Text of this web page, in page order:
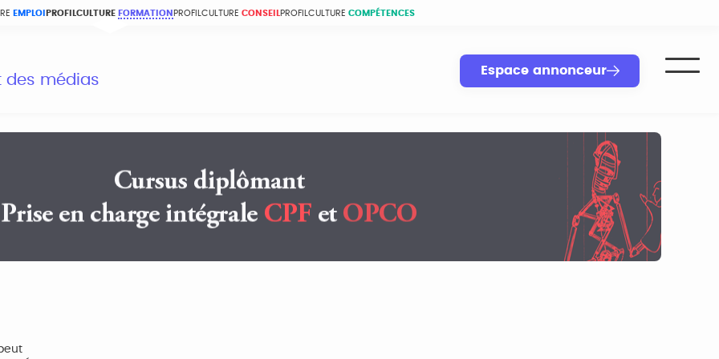
EMPLOI PROFILCULTURE FORMATION PROFILCULTURE CONSEIL PROFILCULTURE COMPÉTENCES
des médias
Espace annonceur